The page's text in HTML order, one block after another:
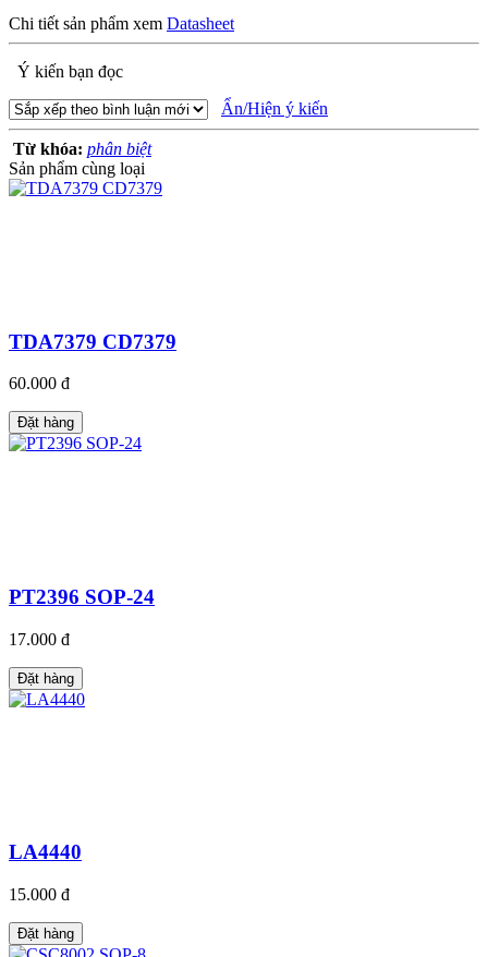
Chi tiết sản phẩm xem Datasheet
Ý kiến bạn đọc
Ẩn/Hiện ý kiến
Từ khóa: phân biệt
Sản phẩm cùng loại
TDA7379 CD7379
60.000 đ
Đặt hàng
PT2396 SOP-24
17.000 đ
Đặt hàng
LA4440
15.000 đ
Đặt hàng